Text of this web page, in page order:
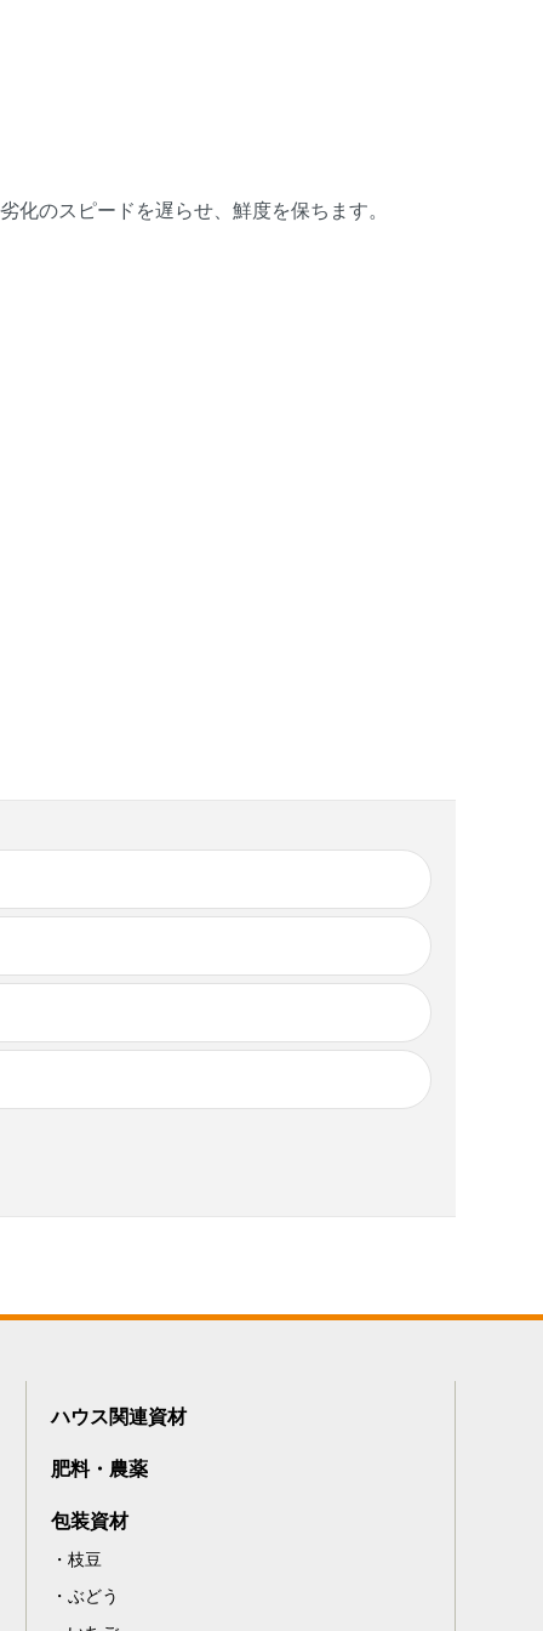
のスピードを遅らせ、鮮度を保ちます。
ハウス関連資材
肥料・農薬
包装資材
枝豆
ぶどう